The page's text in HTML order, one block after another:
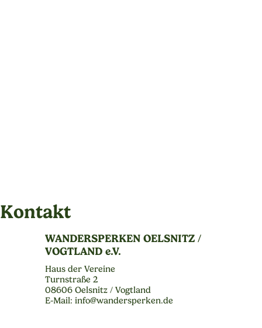
Kontakt
WANDERSPERKEN OELSNITZ /
VOGTLAND e.V.
Haus der Vereine
Turnstraße 2
08606 Oelsnitz / Vogtland
E-Mail: info@wandersperken.de